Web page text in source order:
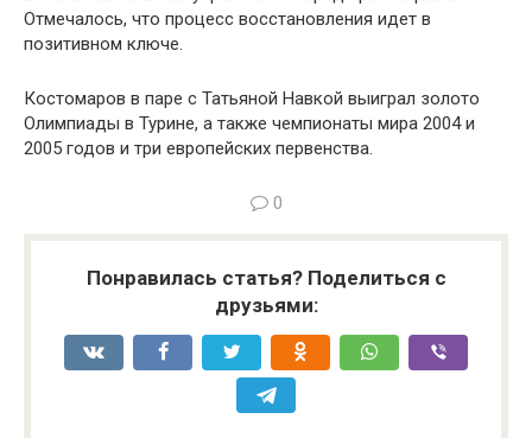
Отмечалось, что процесс восстановления идет в
позитивном ключе.
Костомаров в паре с Татьяной Навкой выиграл золото
Олимпиады в Турине, а также чемпионаты мира 2004 и
2005 годов и три европейских первенства.
0
Понравилась статья? Поделиться с
друзьями: